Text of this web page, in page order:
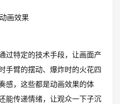
过特定的技术手段，让画面产
手臂的摆动、爆炸时的火花四
感，这些都是动画效果的体
能传递情绪，让观众一下子沉